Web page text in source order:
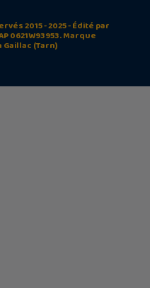
2015 - 2025 - Édité par
0621W93953. Marque
(Tarn)